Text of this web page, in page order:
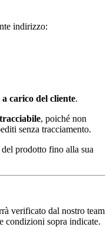
indirizzo:
a carico del cliente.
tracciabile, poiché non
senza tracciamento.
prodotto fino alla sua
verificato dal nostro team
condizioni sopra indicate.